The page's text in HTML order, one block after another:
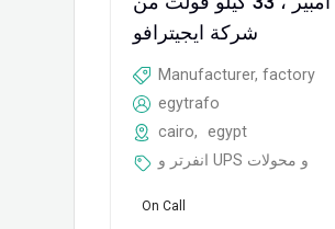
شركة ايجيترافو
Manufacturer, factory
egytrafo
cairo,
egypt
انفرتر و UPS و محولات
On Call